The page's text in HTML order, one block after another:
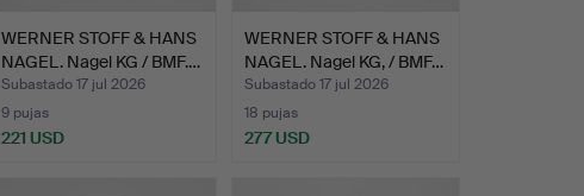
WERNER STOFF & HANS
NAGEL. Nagel KG / BMF.…
Subastado 17 jul 2026
9 pujas
221 USD
WERNER STOFF & HANS
NAGEL. Nagel KG, / BMF…
Subastado 17 jul 2026
18 pujas
277 USD